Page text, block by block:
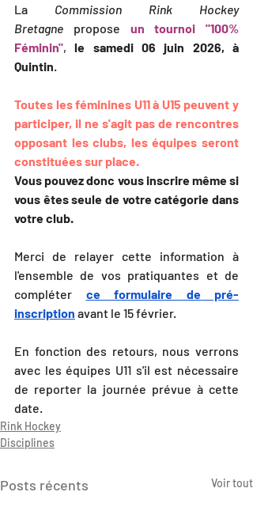
La Commission Rink Hockey
Bretagne propose un tournoi "100%
Féminin", le samedi 06 juin 2026, à
Quintin
Toutes les féminines U11 à U15 peuvent y
participer, il ne s'agit pas de rencontres
opposant les clubs, les équipes seront
constituées sur place.
Vous pouvez donc vous inscrire même si
vous êtes seule de votre catégorie dans
votre club.
Merci de relayer cette information à
l'ensemble de vos pratiquantes et de
compléter ce formulaire de pré-
inscription avant le 15 février.
En fonction des retours, nous verrons
avec les équipes U11 s'il est nécessaire
de reporter la journée prévue à cette
date.
Rink Hockey
Disciplines
Posts récents Voir tout